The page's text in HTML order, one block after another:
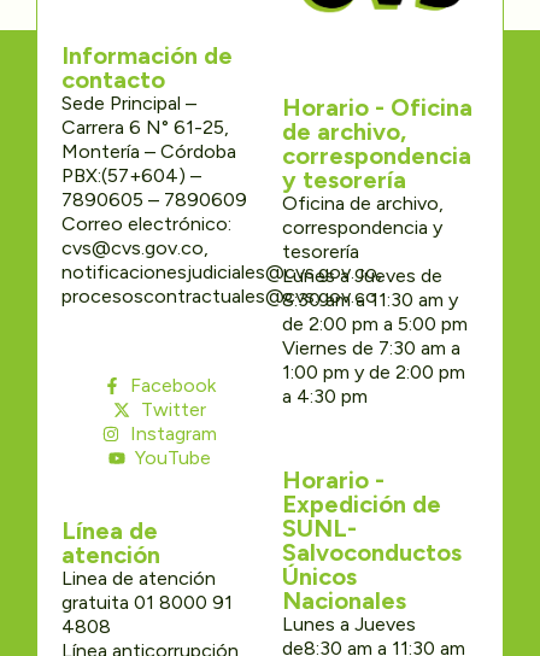
Información de
contacto
Sede Principal –
Carrera 6 N° 61-25,
Montería – Córdoba
PBX:(57+604) –
7890605 – 7890609
Correo electrónico:
cvs@cvs.gov.co,
notificacionesjudiciales@cvs.gov.co,
procesoscontractuales@cvs.gov.co
Facebook
Twitter
Instagram
YouTube
Línea de
atención
Linea de atención
gratuita 01 8000 91
4808
Línea anticorrupción
Horario - Oficina
de archivo,
correspondencia
y tesorería
Oficina de archivo,
correspondencia y
tesorería
Lunes a Jueves de
8:30 am a 11:30 am y
de 2:00 pm a 5:00 pm
Viernes de 7:30 am a
1:00 pm y de 2:00 pm
a 4:30 pm
Horario -
Expedición de
SUNL-
Salvoconductos
Únicos
Nacionales
Lunes a Jueves
de8:30 am a 11:30 am